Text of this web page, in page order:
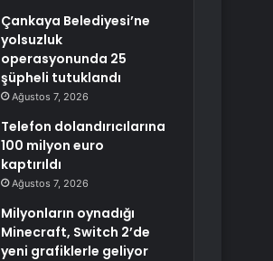
Çankaya Belediyesi’ne
yolsuzluk
operasyonunda 25
şüpheli tutuklandı
Ağustos 7, 2026
Telefon dolandırıcılarına
100 milyon euro
kaptırıldı
Ağustos 7, 2026
Milyonların oynadığı
Minecraft, Switch 2’de
yeni grafiklerle geliyor